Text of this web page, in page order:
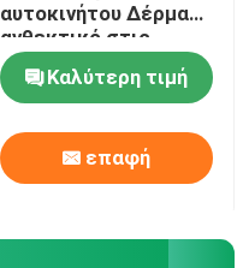
αυτοκινήτου Δέρμα
ανθεκτικό στις
γρατζουνιές
Καλύτερη τιμή
επαφή